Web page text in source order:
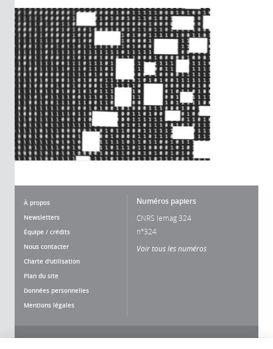
À propos
Newsletters
Équipe / crédits
Nous contacter
Charte d'utilisation
Plan du site
Données personnelles
Mentions légales
Numéros papiers
CNRS lemag 324
n°324
Voir tous les numéros